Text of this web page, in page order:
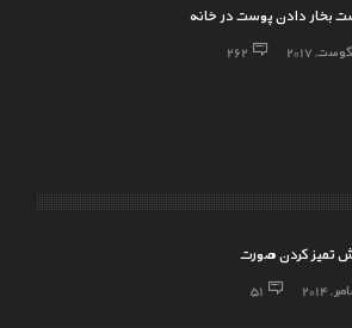
بخار دادن پوست در خانه
262
تمیز کردن صورت
51